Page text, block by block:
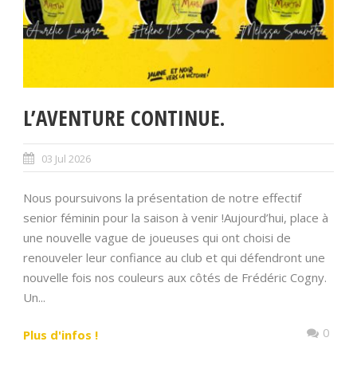
L’AVENTURE CONTINUE.
03 Jul 2026
Nous poursuivons la présentation de notre effectif
senior féminin pour la saison à venir !Aujourd’hui, place à
une nouvelle vague de joueuses qui ont choisi de
renouveler leur confiance au club et qui défendront une
nouvelle fois nos couleurs aux côtés de Frédéric Cogny.
Un...
Plus d'infos ! 0